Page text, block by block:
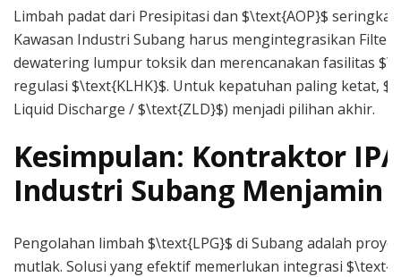
Limbah padat dari Presipitasi dan $\text{AOP}$
Kawasan Industri Subang harus mengintegrasikan Filter
dewatering lumpur toksik dan merencanakan fasilitas
regulasi $\text{KLHK}$. Untuk kepatuhan paling ketat,
Liquid Discharge / $\text{ZLD}$) menjadi pilihan akhir.
Kesimpulan: Kontraktor
Industri Subang Menjamin
Pengolahan limbah $\text{LPG}$ di Subang adalah
mutlak. Solusi yang efektif memerlukan integrasi